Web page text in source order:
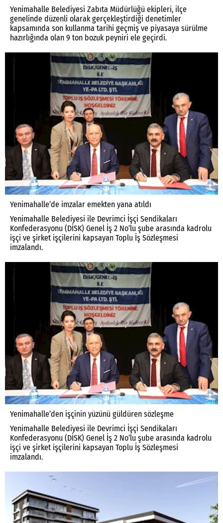
Yenimahalle Belediyesi Zabıta Müdürlüğü ekipleri, ilçe
genelinde düzenli olarak gerçekleştirdiği denetimler
kapsamında son kullanma tarihi geçmiş ve piyasaya sürülme
hazırlığında olan 9 ton bozuk peyniri ele geçirdi.
Yenimahalle’de imzalar emekten yana atıldı
Yenimahalle Belediyesi ile Devrimci İşçi Sendikaları
Konfederasyonu (DİSK) Genel İş 2 No’lu şube arasında kadrolu
işçi ve şirket işçilerini kapsayan Toplu İş Sözleşmesi
imzalandı.
Yenimahalle’den işçinin yüzünü güldüren sözleşme
Yenimahalle Belediyesi ile Devrimci İşçi Sendikaları
Konfederasyonu (DİSK) Genel İş 2 No’lu şube arasında kadrolu
işçi ve şirket işçilerini kapsayan Toplu İş Sözleşmesi
imzalandı.